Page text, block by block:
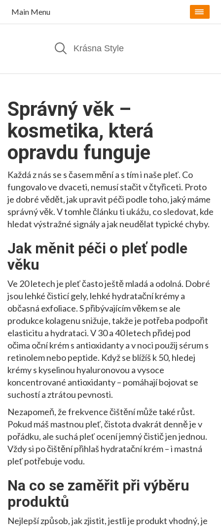
Main Menu
Správný věk –
kosmetika, která
opravdu funguje
Každá z nás se s časem mění a s tím i naše pleť. Co
fungovalo ve dvaceti, nemusí stačit v čtyřiceti. Proto
je dobré vědět, jak upravit péči podle toho, jaký máme
správný věk. V tomhle článku ti ukážu, co sledovat, kde
hledat výstražné signály a jak neudělat typické chyby.
Jak měnit péči o pleť podle
věku
Ve 20 letech je pleť často ještě mladá a odolná. Dobré
jsou lehké čisticí gely, lehké hydratační krémy a
občasná exfoliace. S přibývajícím věkem se ale
produkce kolagenu snižuje, takže je potřeba podpořit
elasticitu a hydrataci. V 30 a 40 letech přidej pod
očima oční krém s antioxidanty a v noci použij sérum s
retinolem nebo peptide. Když se blížíš k 50, hledej
krémy s kyselinou hyaluronovou a vysoce
koncentrované antioxidanty – pomáhají bojovat se
suchostí a ztrátou pevnosti.
Nezapomeň, že frekvence čištění může také růst.
Pokud máš mastnou pleť, čistota dvakrát denně je v
pořádku, ale suchá pleť ocení jemný čistič jen jednou.
Vždy si po čištění přihlaš hydratační krém – i mastná
pleť potřebuje vodu.
Na co se zaměřit při výběru
produktů
Nejlepší způsob, jak zjistit, jestli je produkt vhodný, je